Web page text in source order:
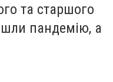
та старшого
пандемію, а